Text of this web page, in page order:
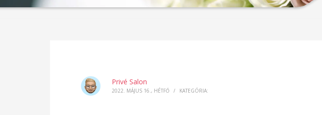
Privé Salon
2022. MÁJUS 16., HÉTFŐ / KATEGÓRIA: